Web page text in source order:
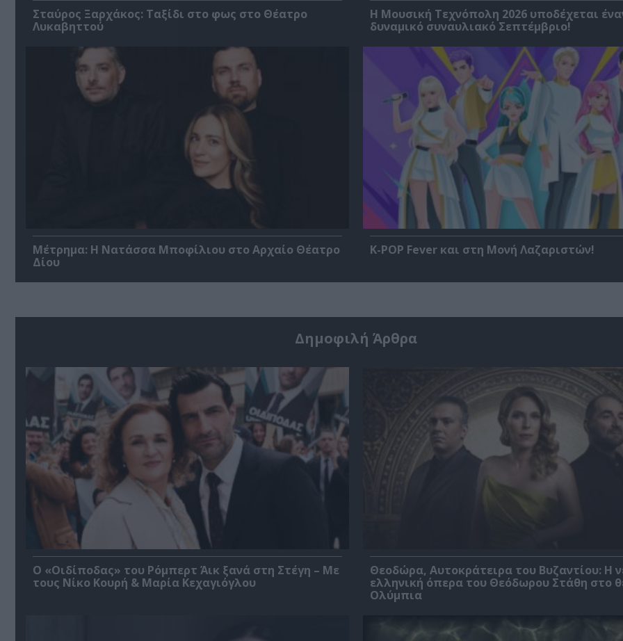
Σταύρος Ξαρχάκος: Ταξίδι στο φως στο Θέατρο
Λυκαβηττού
Η Μουσική Τεχνόπολη 2026 υποδέχεται
δυναμικό συναυλιακό Σεπτέμβριο!
Μέτρημα: Η Νατάσσα Μποφίλιου στο Αρχαίο Θέατρο
Δίου
K-POP Fever και στη Μονή Λαζαριστών!
Δημοφιλή Άρθρα
O «Οιδίποδας» του Ρόμπερτ Άικ ξανά στη Στέγη – Με
τους Νίκο Κουρή & Μαρία Κεχαγιόγλου
Θεοδώρα, Αυτοκράτειρα του Βυζαντίου: Η
ελληνική όπερα του Θεόδωρου Στάθη στο
Ολύμπια